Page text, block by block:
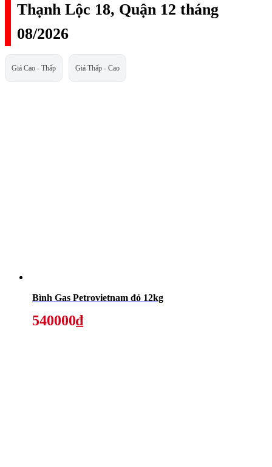
Thạnh Lộc 18, Quận 12 tháng
08/2026
Giá Cao - Thấp Giá Thấp - Cao
Bình Gas Petrovietnam đỏ 12kg
540000₫